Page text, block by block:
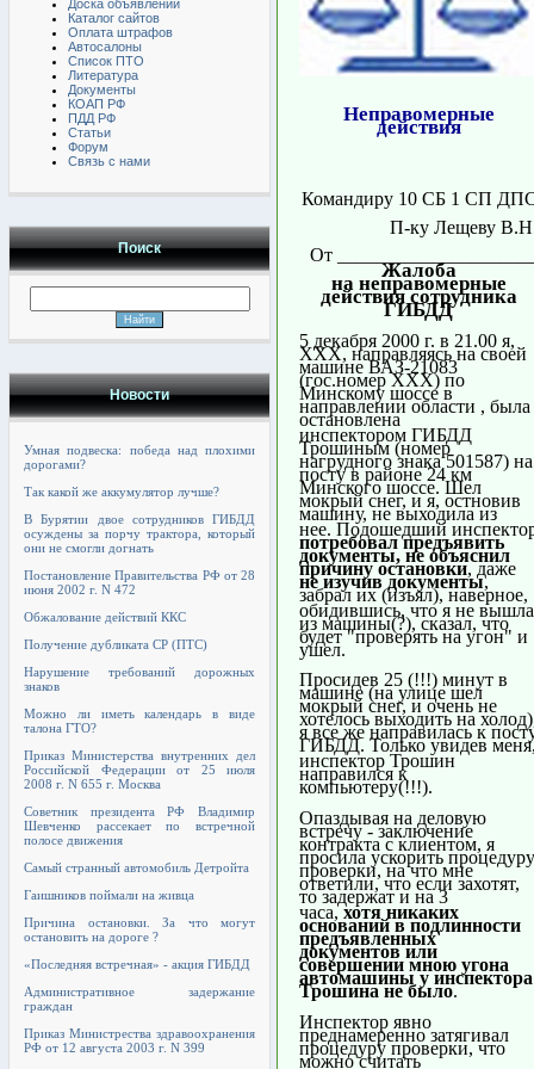
Доска объявлений
Каталог сайтов
Оплата штрафов
Автосалоны
Список ПТО
Литература
Документы
КОАП РФ
ПДД РФ
Статьи
Форум
Связь с нами
Поиск
Новости
Умная подвеска: победа над плохими
дорогами?
Так какой же аккумулятор лучше?
В Бурятии двое сотрудников ГИБДД
осуждены за порчу трактора, который
они не смогли догнать
Постановление Правительства РФ от 28
июня 2002 г. N 472
Обжалование действий ККС
Получение дубликата СР (ПТС)
Нарушение требований дорожных
знаков
Можно ли иметь календарь в виде
талона ГТО?
Приказ Министерства внутренних дел
Российской Федерации от 25 июля
2008 г. N 655 г. Москва
Советник президента РФ Владимир
Шевченко рассекает по встречной
полосе движения
Самый странный автомобиль Детройта
Гаишников поймали на живца
Причина остановки. За что могут
остановить на дороге ?
«Последняя встречная» - акция ГИБДД
Административное задержание
граждан
Приказ Министрества здравоохранения
РФ от 12 августа 2003 г. N 399
Неправомерные
действия
Командиру 10 СБ 1 СП
П-ку Лещеву
От _____________________
Жалоба
на неправомерные
действия сотрудника
ГИБДД
5 декабря 2000 г. в 21.00 я,
ХХХ, направляясь на своей
машине ВАЗ-21083
(гос.номер ХХХ) по
Минскому шоссе в
направлении области , была
остановлена
инспектором ГИБДД
Трошиным (номер
нагрудного знака 501587) на
посту в районе 24 км
Минского шоссе. Шел
мокрый снег, и я, остновив
машину, не выходила из
нее. Подошедший
потребовал предъявить
документы, не объяснил
причину остановки, даже
не изучив документы,
забрал их (изъял), наверное,
обидившись, что я не вышла
из машины(?), сказал, что
будет "проверять на угон" и
ушел.
Просидев 25 (!!!) минут в
машине (на улице шел
мокрый снег, и очень не
хотелось выходить на
я все же направилась к
ГИБДД. Только увидев меня,
инспектор Трошин
направился к
компьютеру(!!!).
Опаздывая на деловую
встречу - заключение
контракта с клиентом, я
просила ускорить процедуру
проверки, на что мне
ответили, что если захотят,
то задержат и на 3
часа, хотя никаких
оснований в подлинности
предъявленных
документов или
совершении мною угона
автомашины у инспектора
Трошина не было.
Инспектор явно
преднамеренно затягивал
процедуру проверки, что
можно считать